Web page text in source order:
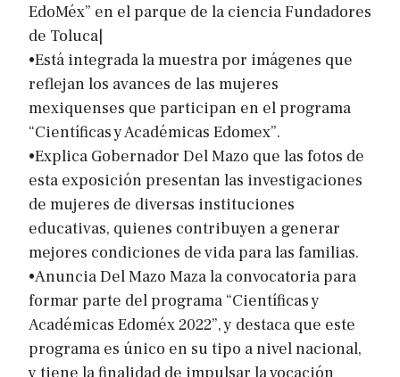
EdoMéx” en el parque de la ciencia Fundadores
de Toluca|
•Está integrada la muestra por imágenes que
reflejan los avances de las mujeres
mexiquenses que participan en el programa
“Científicas y Académicas Edomex”.
•Explica Gobernador Del Mazo que las fotos de
esta exposición presentan las investigaciones
de mujeres de diversas instituciones
educativas, quienes contribuyen a generar
mejores condiciones de vida para las familias.
•Anuncia Del Mazo Maza la convocatoria para
formar parte del programa “Científicas y
Académicas Edoméx 2022”, y destaca que este
programa es único en su tipo a nivel nacional,